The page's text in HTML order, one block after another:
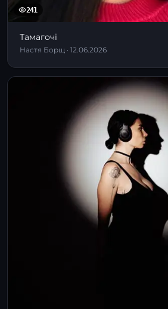
241
Тамагочі
Настя Борщ · 12.06.2026